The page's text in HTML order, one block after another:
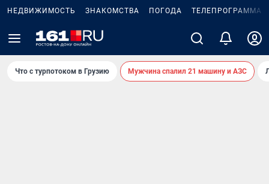
НЕДВИЖИМОСТЬ ЗНАКОМСТВА ПОГОДА ТЕЛЕПРОГРАММА
Что с турпотоком в Грузию Мужчина спалил 21 машину и АЗС